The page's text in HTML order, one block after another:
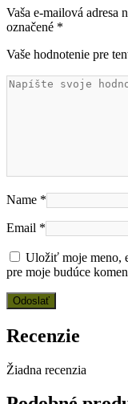
Vaša e-mailová adresa
označené *
Vaše hodnotenie pre
Name *
Email *
Uložiť moje meno,
pre moje budúce
Recenzie
Žiadna recenzia